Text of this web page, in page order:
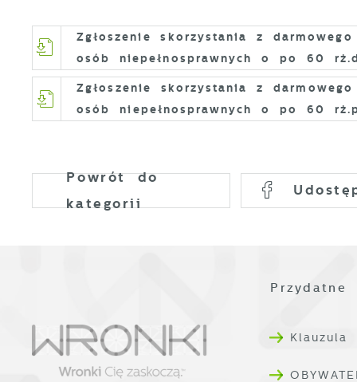
Zgłoszenie skorzystania z
osób niepełnosprawnych o po 60
Zgłoszenie skorzystania z
osób niepełnosprawnych o po 60
Powrótdo
kategorii
Przydatne
Klauzula